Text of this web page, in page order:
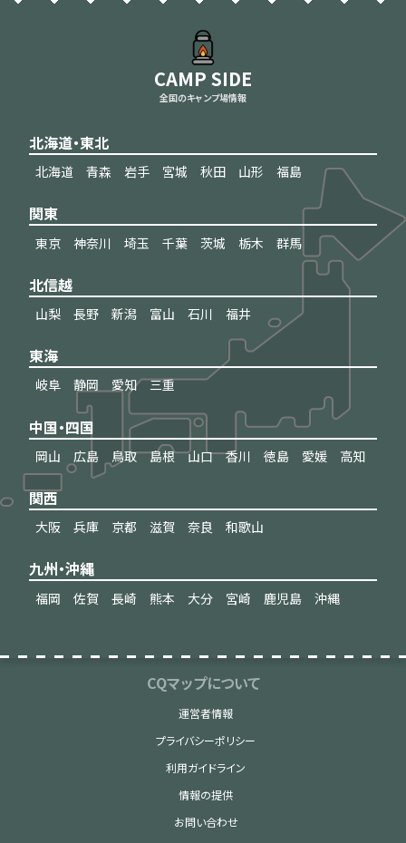
CAMP SIDE
全国のキャンプ場情報
北海道・東北
北海道 青森 岩手 宮城 秋田 山形 福島
関東
東京 神奈川 埼玉 千葉 茨城 栃木 群馬
北信越
山梨 長野 新潟 富山 石川 福井
東海
岐阜 静岡 愛知 三重
中国・四国
岡山 広島 鳥取 島根 山口 香川 徳島 愛媛 高知
関西
大阪 兵庫 京都 滋賀 奈良 和歌山
九州・沖縄
福岡 佐賀 長崎 熊本 大分 宮崎 鹿児島 沖縄
CQマップについて
運営者情報
プライバシーポリシー
利用ガイドライン
情報の提供
お問い合わせ